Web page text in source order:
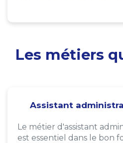
Les métiers
Assistant
Le métier d'assistant
est essentiel dans le bon